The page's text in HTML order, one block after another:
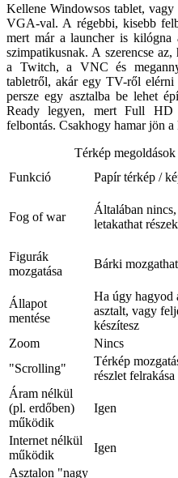
Kellene Windowsos tablet, vagy
VGA-val. A régebbi, kisebb
mert már a launcher is
szimpatikusnak. A szerencse
a Twitch, a VNC és
tabletről, akár egy TV-ről
persze egy asztalba be lehet
Ready legyen, mert Full
felbontás. Csakhogy hamar jön
Térkép
Funkció
Papír térkép /
Fog of war
Általában
letakathat
Figurák
mozgatása
Bárki mozgathat
Állapot
mentése
Ha úgy hagyod
asztalt, vagy
készítesz
Zoom Nincs
"Scrolling"
Térkép
részlet felrakása
Áram nélkül
(pl. erdőben)
működik
Igen
Internet nélkül
működik
Igen
Asztalon "nagy